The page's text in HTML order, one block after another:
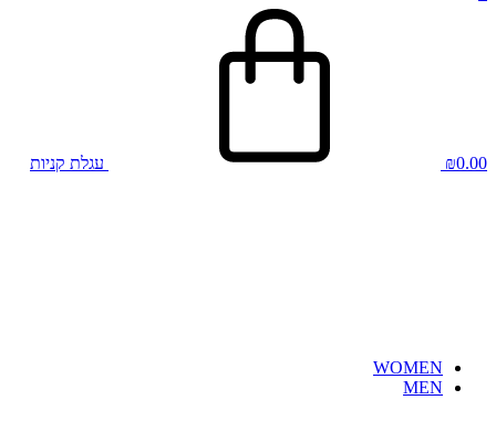
₪0.00 עגלת קניות
WOMEN
MEN